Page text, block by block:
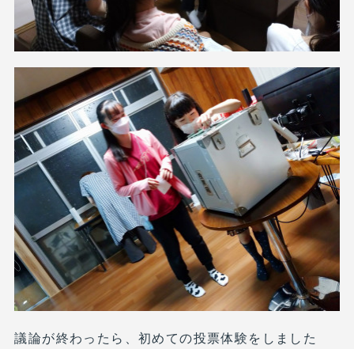
議論が終わったら、初めての投票体験をしました